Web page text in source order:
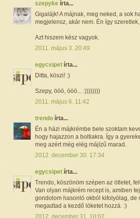
szepyke írta...
Gigalájk! A májnak, meg neked, a sok
megjelensz, akár nem. Én így
Azt hiszem kész vagyok.
2011. május 3. 20:49
egycsipet írta...
Ditta, köszi! :)
Szepy, ööö, ööö... :))))))))
2011. május 6. 11:42
trendo írta...
Én a házi májkrémbe bele szoktam
hogy hajazzon a boltiakra. Így a
meg azért még elég májízű marad.
2012. december 30. 17:34
egycsipet írta...
Trendo, köszönöm szépen az ötletet,
Van olyan májkrém recept is, amiben
gondolom hasonló okból kifolyólag, de
megadtad a kezdő löketet hozzá. :)
2012. december 31. 10:02